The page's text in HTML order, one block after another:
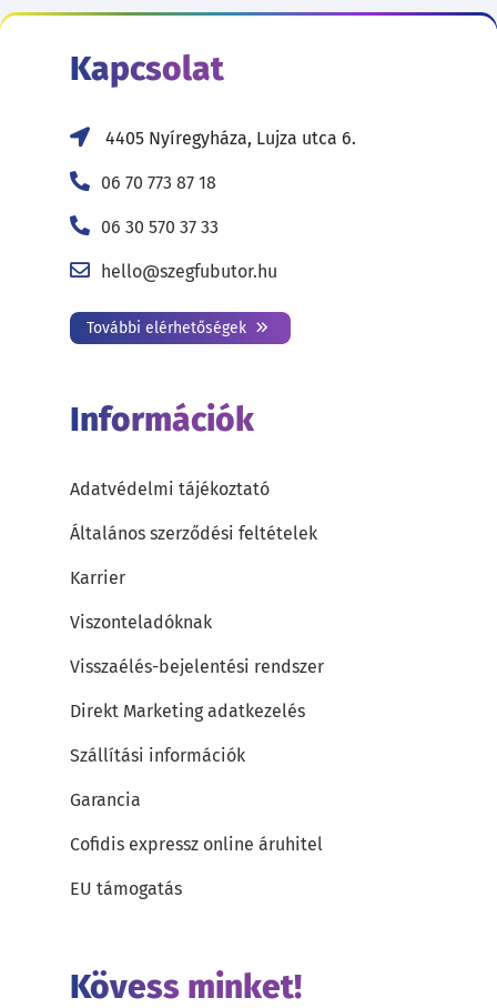
Kapcsolat
4405 Nyíregyháza, Lujza utca 6.
06 70 773 87 18
06 30 570 37 33
hello@szegfubutor.hu
További elérhetőségek
Információk
Adatvédelmi tájékoztató
Általános szerződési feltételek
Karrier
Viszonteladóknak
Visszaélés-bejelentési rendszer
Direkt Marketing adatkezelés
Szállítási információk
Garancia
Cofidis expressz online áruhitel
EU támogatás
Kövess minket!